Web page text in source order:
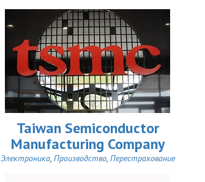
Taiwan Semiconductor
Manufacturing Company
Электроника, Производство, Перестрахование